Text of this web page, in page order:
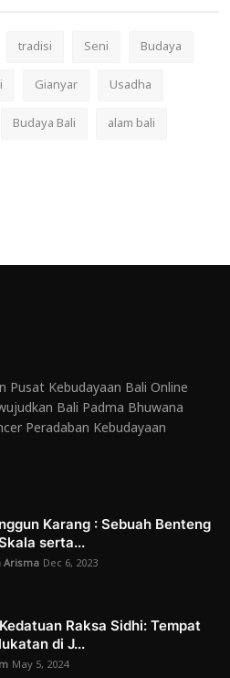
tradisi Seni
Budaya
Gianyar
Usadha
Budaya Bali alam bali
Pusat Kebudayaan Bali Online
Bali Padma Bhuwana
Peradaban Kebudayaan
Karang : Sebuah Benteng
serta...
Arisma Dec 6, 2023
Raksa Sidhi: Tempat
di J...
May 5, 2024